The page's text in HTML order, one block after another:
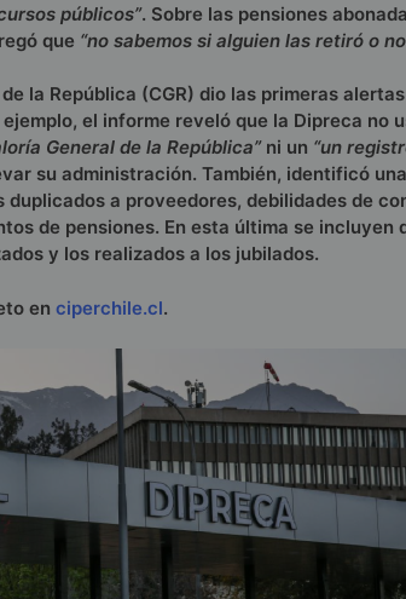
públicos”. Sobre las pensiones
que “no sabemos si alguien las retiró o
la República (CGR) dio las primeras
el informe reveló que la Dipreca no
General de la República” ni un “un
su administración. También, identificó
duplicados a proveedores, debilidades de
de pensiones. En esta última se incluyen
y los realizados a los jubilados.
en ciperchile.cl.